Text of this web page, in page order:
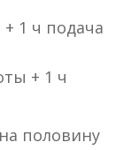
1 ч подача
+ 1 ч
половину